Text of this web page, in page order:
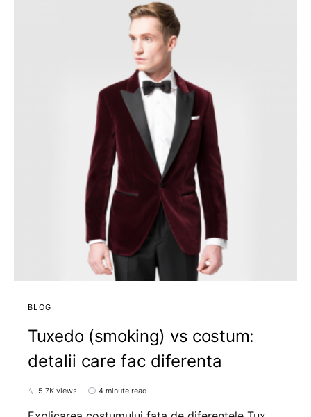
BLOG
Tuxedo (smoking) vs costum:
detalii care fac diferenta
5,7K views 4 minute read